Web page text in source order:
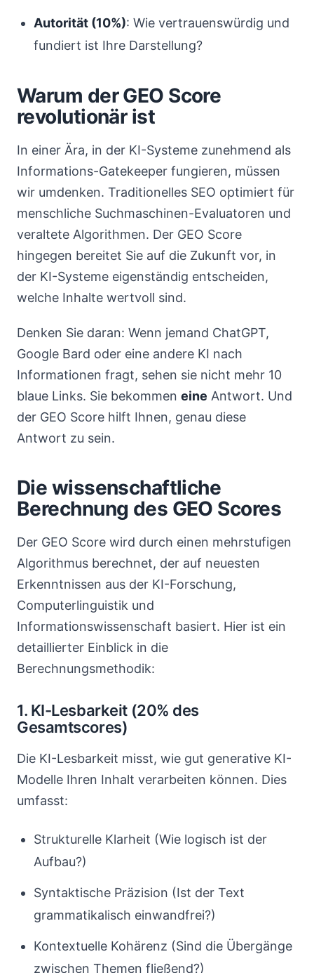
Autorität (10%): Wie vertrauenswürdig und
fundiert ist Ihre Darstellung?
Warum der GEO Score
revolutionär ist
In einer Ära, in der KI-Systeme zunehmend als
Informations-Gatekeeper fungieren, müssen
wir umdenken. Traditionelles SEO optimiert für
menschliche Suchmaschinen-Evaluatoren und
veraltete Algorithmen. Der GEO Score
hingegen bereitet Sie auf die Zukunft vor, in
der KI-Systeme eigenständig entscheiden,
welche Inhalte wertvoll sind.
Denken Sie daran: Wenn jemand ChatGPT,
Google Bard oder eine andere KI nach
Informationen fragt, sehen sie nicht mehr 10
blaue Links. Sie bekommen eine Antwort. Und
der GEO Score hilft Ihnen, genau diese
Antwort zu sein.
Die wissenschaftliche
Berechnung des GEO Scores
Der GEO Score wird durch einen mehrstufigen
Algorithmus berechnet, der auf neuesten
Erkenntnissen aus der KI-Forschung,
Computerlinguistik und
Informationswissenschaft basiert. Hier ist ein
detaillierter Einblick in die
Berechnungsmethodik:
1. KI-Lesbarkeit (20% des
Gesamtscores)
Die KI-Lesbarkeit misst, wie gut generative KI-
Modelle Ihren Inhalt verarbeiten können. Dies
umfasst:
Strukturelle Klarheit (Wie logisch ist der
Aufbau?)
Syntaktische Präzision (Ist der Text
grammatikalisch einwandfrei?)
Kontextuelle Kohärenz (Sind die Übergänge
zwischen Themen fließend?)